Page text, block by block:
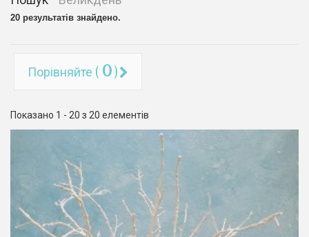
20 результатів знайдено.
Порівняйте ( 0)
Показано 1 - 20 з 20 елементів